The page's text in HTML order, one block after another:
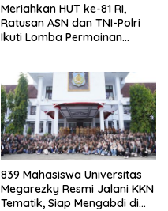
Meriahkan HUT ke-81 RI,
Ratusan ASN dan TNI-Polri
Ikuti Lomba Permainan
839 Mahasiswa Universitas
Megarezky Resmi Jalani KKN
Tematik, Siap Mengabdi di